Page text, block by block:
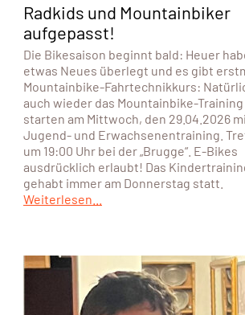
Radkids und Mountainbiker
aufgepasst!
Die Bikesaison beginnt bald: Heuer
etwas Neues überlegt und es gibt
Mountainbike-Fahrtechnikkurs:
auch wieder das Mountainbike-
starten am Mittwoch, den 29.04.2026
Jugend- und Erwachsenentraining.
um 19:00 Uhr bei der „Brugge“. E-Bikes
ausdrücklich erlaubt! Das
gehabt immer am Donnerstag statt.
Weiterlesen...